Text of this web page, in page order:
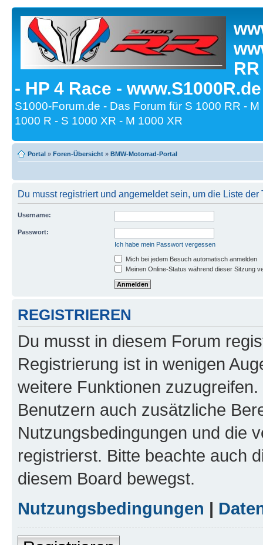
- HP 4 Race -
S1000-Forum.de - Das Forum für S 1000 RR -
1000 R - S 1000 XR - M 1000 XR
Portal » Foren-Übersicht » BMW-Motorrad-Portal
Du musst registriert und angemeldet sein, um die Liste
Username:
Passwort:
Ich habe mein Passwort vergessen
Mich bei jedem Besuch automatisch anmelden
Meinen Online-Status während dieser Sitzung
REGISTRIEREN
Du musst in diesem Forum
Registrierung ist in wenigen
weitere Funktionen
Benutzern auch zusätzliche
Nutzungsbedingungen und die
registrierst. Bitte beachte auch
diesem Board bewegst.
Nutzungsbedingungen |